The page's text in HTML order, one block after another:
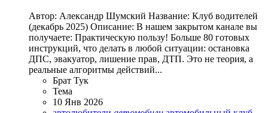
Автор: Александр Шумский Название: Клуб водителей
(декабрь 2025) Описание: В нашем закрытом канале вы
получаете: Практическую пользу! Больше 80 готовых
инструкций, что делать в любой ситуации: остановка
ДПС, эвакуатор, лишение прав, ДТП. Это не теория, а
реальные алгоритмы действий...
Брат Тук
Тема
10 Янв 2026